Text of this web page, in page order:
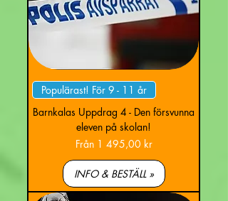
Populärast! För 9 - 11 år
Barnkalas Uppdrag 4 - Den försvunna
eleven på skolan!
Från 1 495,00 kr
Reapris
INFO & BESTÄLL »